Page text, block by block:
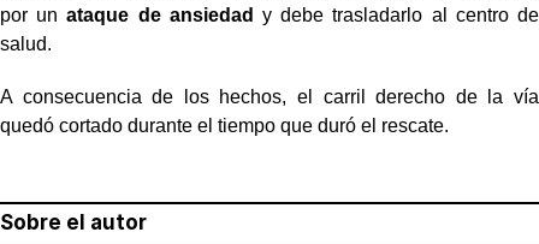
por un ataque de ansiedad y debe trasladarlo al centro de
salud.
A consecuencia de los hechos, el carril derecho de la vía
quedó cortado durante el tiempo que duró el rescate.
Sobre el autor